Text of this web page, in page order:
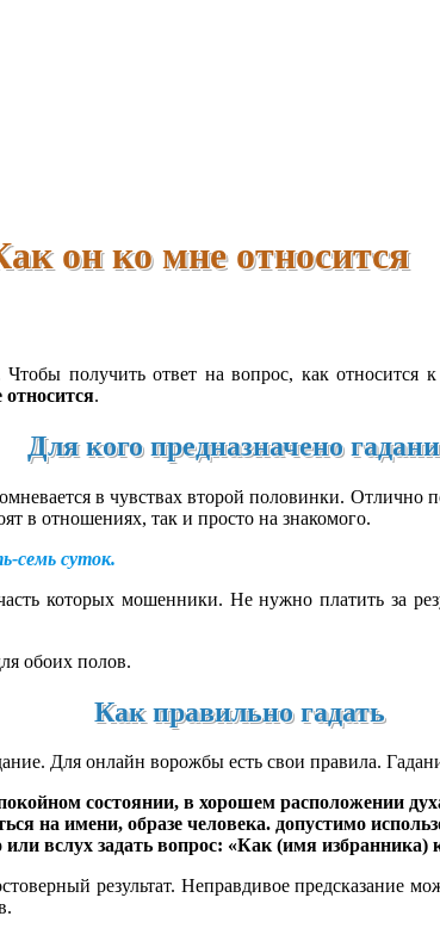
он ко мне относится
получить ответ на вопрос, как относится к
.
Для кого предназначено
в чувствах второй половинки.
в отношениях, так и просто на знакомого.
семь суток.
которых мошенники. Не нужно платить за
обоих полов.
Как правильно гадать
Для онлайн ворожбы есть свои правила.
состоянии, в хорошем расположении
на имени, образе человека. допустимо
вслух задать вопрос: «Как (имя избранника)
результат. Неправдивое предсказание